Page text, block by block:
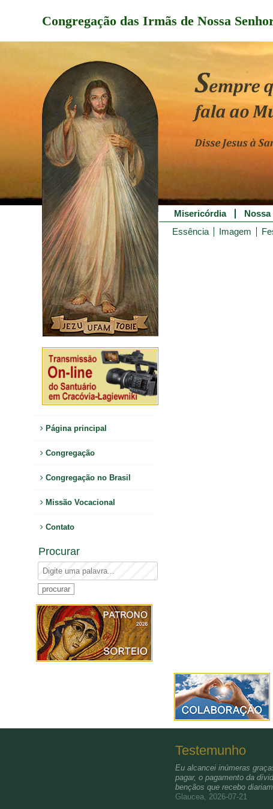
Congregação das Irmãs de Nossa
Página principal
Congregação
Congregação no Brasil
Missão Vocacional
Contato
Procurar
Misericórdia
Essência
Imagem
Testemunho
Eu alcancei inúmeras
pagar, o pagamento da
bençãos que recebo
Glaucea, 2026-07-21